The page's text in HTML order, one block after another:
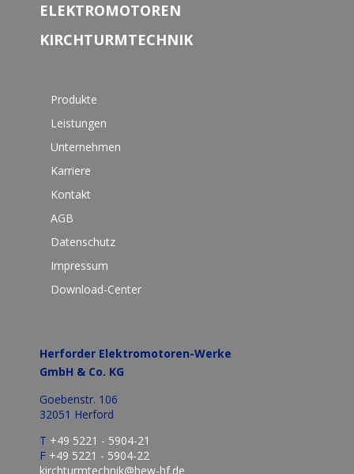
ELEKTROMOTOREN
KIRCHTURMTECHNIK
Produkte
Leistungen
Unternehmen
Karriere
Kontakt
AGB
Datenschutz
Impressum
Download-Center
Herforder Elektromotoren-Werke
GmbH & Co. KG
Goebenstr. 106
32051 Herford
T +49 5221 - 5904-21
F +49 5221 - 5904-22
kirchturmtechnik@hew-hf.de